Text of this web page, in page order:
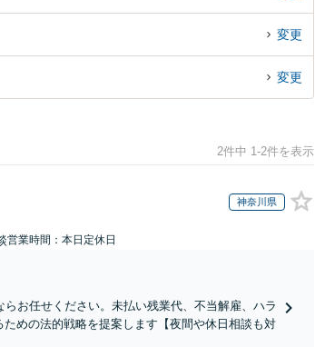
変更
変更
2件中 1-2件を表示
神奈川県
営業時間：本日定休日
お任せください。未払い残業代、不当解雇、ハラ
めの法的戦略を提案します【夜間や休日相談も対